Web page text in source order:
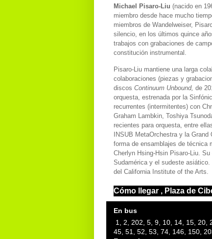
Michael Pisaro-Liu (nacido en
miembro desde hace mucho
miembros de Wandelweiser,
silencio, en los últimos quince
trabajos con grabaciones de
constitución instrumental.
Pisaro-Liu mantiene una larga
colaboraciones (piezas y
discos Continuum Unbound, de
orquesta, estrenada por la
recurrentes (intermitentes) con
Graham Lambkin, Toshiya
recientes para orquesta, entre
INSUB MetaOrchestra y la
forma de ensamblajes de técnica
Cherlyn Hsing-Hsin Pisaro-Liu.
Sudamérica y el sudeste
del California Institute of the Arts.
Cómo llegar , Plaza de
En bus
1, 2, 202, 5, 9, 10, 14, 15, 20,
45, 51, 52, 53, 74, 146, 150,